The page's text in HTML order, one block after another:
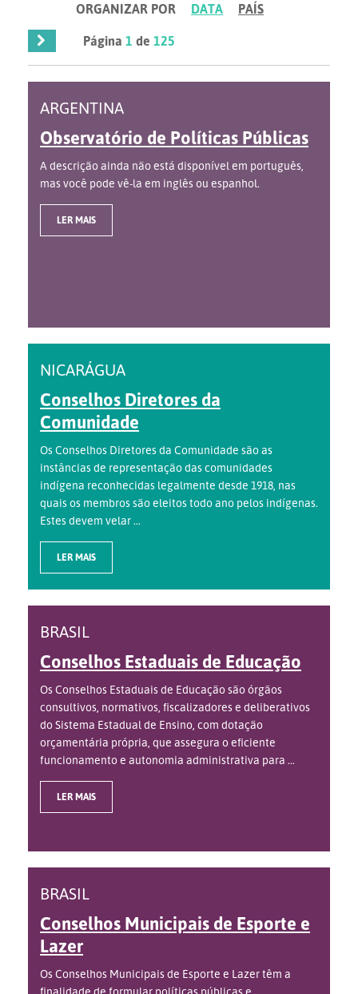
ORGANIZAR POR DATA
PAÍS
Página1 de125
ARGENTINA
Observatório de Políticas Públicas
A descrição ainda não está disponível em português,
mas você pode vê-la em inglês ou espanhol.
LER MAIS
NICARÁGUA
Conselhos Diretores da
Comunidade
Os Conselhos Diretores da Comunidade são as
instâncias de representação das comunidades
indígena reconhecidas legalmente desde 1918, nas
quais os membros são eleitos todo ano pelos indígenas.
Estes devem velar ...
LER MAIS
BRASIL
Conselhos Estaduais de Educação
Os Conselhos Estaduais de Educação são órgãos
consultivos, normativos, fiscalizadores e deliberativos
do Sistema Estadual de Ensino, com dotação
orçamentária própria, que assegura o eficiente
funcionamento e autonomia administrativa para ...
LER MAIS
BRASIL
Conselhos Municipais de Esporte e
Lazer
Os Conselhos Municipais de Esporte e Lazer têm a
finalidade de formular políticas públicas e